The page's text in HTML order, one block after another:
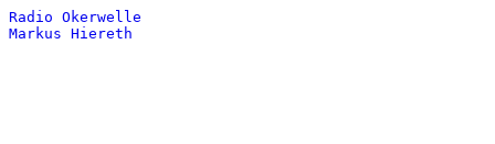
Radio Okerwelle
Markus Hiereth